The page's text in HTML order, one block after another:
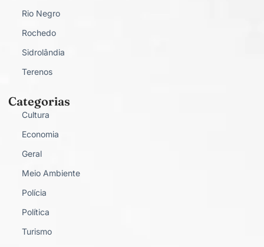
Rio Negro
Rochedo
Sidrolândia
Terenos
Categorias
Cultura
Economia
Geral
Meio Ambiente
Polícia
Política
Turismo